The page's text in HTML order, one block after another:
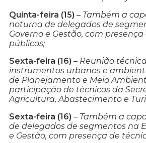
Quinta-feira (15) – Também a
noturna de delegados de
Governo e Gestão, com
públicos;
Sexta-feira (16) – Reunião
instrumentos urbanos e
de Planejamento e Meio
participação de técnicos da
Agricultura, Abastecimento e
Sexta-feira (16) – Também a
de delegados de segmentos na
e Gestão, com presença de